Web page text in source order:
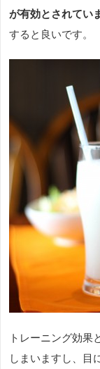
が有効とされてい
すると良いです。
トレーニング効果
しまいますし、目